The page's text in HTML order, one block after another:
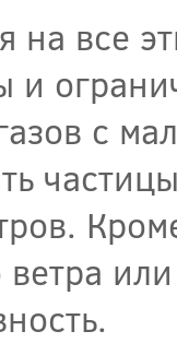
на все
и
с
ветра